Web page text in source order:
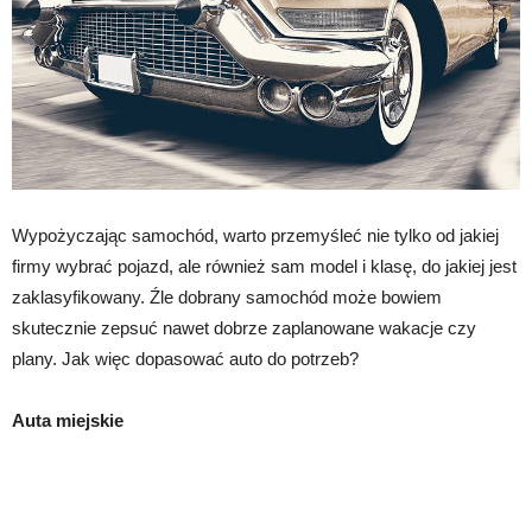
Wypożyczając samochód, warto przemyśleć nie tylko od jakiej
firmy wybrać pojazd, ale również sam model i klasę, do jakiej jest
zaklasyfikowany. Źle dobrany samochód może bowiem
skutecznie zepsuć nawet dobrze zaplanowane wakacje czy
plany. Jak więc dopasować auto do potrzeb?
Auta miejskie